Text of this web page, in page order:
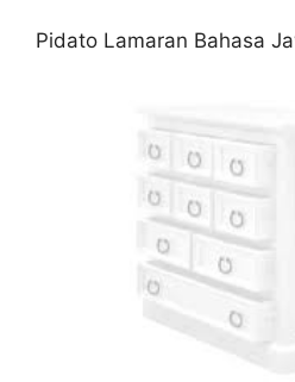
Pidato Lamaran Bahasa